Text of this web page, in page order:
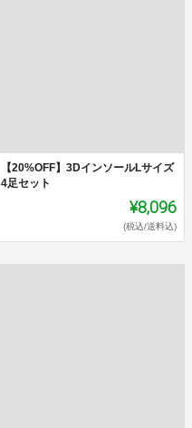
【20%OFF】3DインソールLサイズ
4足セット
¥8,096
(税込/送料込)